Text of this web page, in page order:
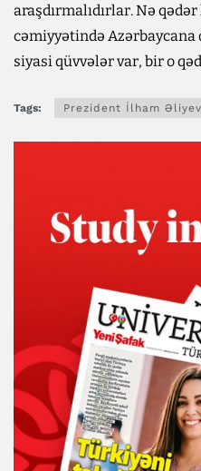
araşdırmalıdırlar. Nə
cəmiyyətində Azərbaycana
siyasi qüvvələr var, bir o
Tags: Prezident İlham Əliyev